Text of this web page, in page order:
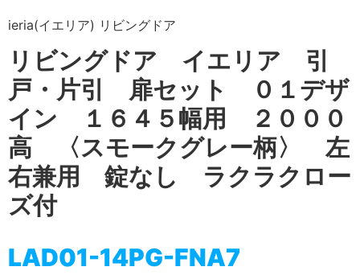
ieria(イエリア) リビングドア
リビングドア イエリア 引
戸・片引 扉セット ０１デザ
イン １６４５幅用 ２０００
高 〈スモークグレー柄〉 左
右兼用 錠なし ラクラクロー
ズ付
LAD01-14PG-FNA7